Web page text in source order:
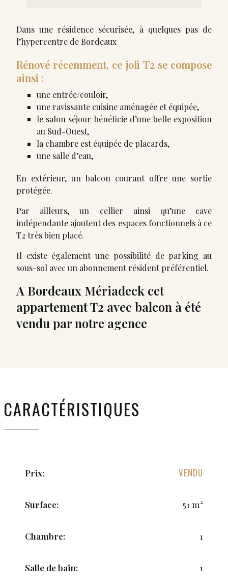
Dans une résidence sécurisée, à quelques pas de
l’hypercentre de Bordeaux
Rénové récemment, ce joli T2 se compose
ainsi :
une entrée/couloir,
une ravissante cuisine aménagée et équipée,
le salon séjour bénéficie d’une belle exposition
au Sud-Ouest,
la chambre est équipée de placards,
une salle d’eau,
En extérieur, un balcon courant offre une sortie
protégée.
Par ailleurs, un cellier ainsi qu’une cave
indépendante ajoutent des espaces fonctionnels à ce
T2 très bien placé.
Il existe également une possibilité de parking au
sous-sol avec un abonnement résident préférentiel.
A Bordeaux Mériadeck cet
appartement T2 avec balcon à été
vendu par notre agence
CARACTÉRISTIQUES
Prix: VENDU
Surface: 51 m²
Chambre: 1
Salle de bain: 1